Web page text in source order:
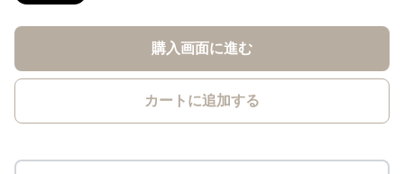
購入画面に進む
カートに追加する